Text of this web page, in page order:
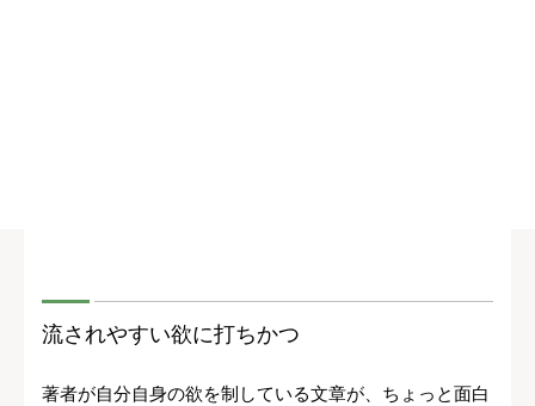
流されやすい欲に打ちかつ
著者が自分自身の欲を制している文章が、ちょっと面白